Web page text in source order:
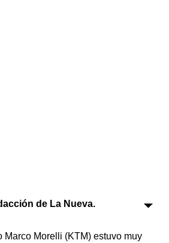
de La Nueva.
Marco Morelli (KTM) estuvo muy